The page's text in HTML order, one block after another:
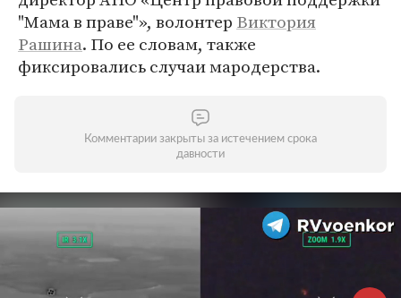
"Мама в праве"», волонтер Виктория
Рашина. По ее словам, также
фиксировались случаи мародерства.
Комментарии закрыты за истечением срока
давности